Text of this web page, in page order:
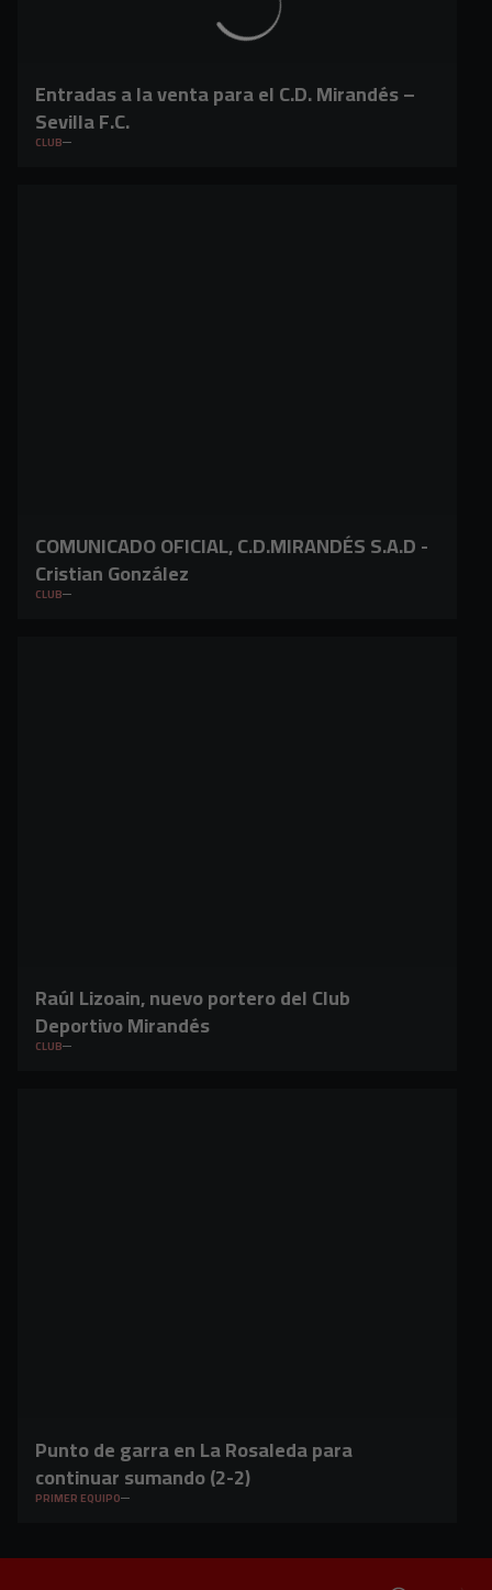
Entradas a la venta para el C.D. Mirandés –
Sevilla F.C.
CLUB
COMUNICADO OFICIAL, C.D.MIRANDÉS S.A.D -
Cristian González
CLUB
Raúl Lizoain, nuevo portero del Club
Deportivo Mirandés
CLUB
Punto de garra en La Rosaleda para
continuar sumando (2-2)
PRIMER EQUIPO